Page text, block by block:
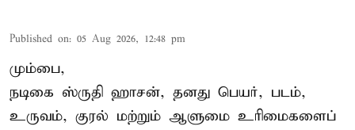
Published on: 05 Aug 2026, 12:48 pm
மும்பை,
நடிகை ஸ்ருதி ஹாசன், தனது பெயர், படம்,
உருவம், குரல் மற்றும் ஆளுமை உரிமைகளைப்